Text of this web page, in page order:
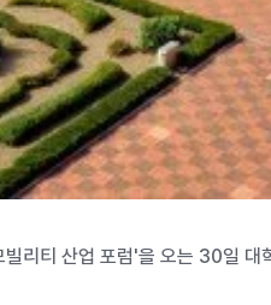
리티 산업 포럼'을 오는 30일 대